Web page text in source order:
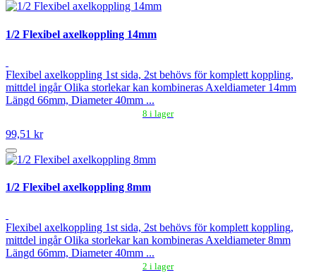
1/2 Flexibel axelkoppling 14mm
Flexibel axelkoppling 1st sida, 2st behövs för komplett koppling,
mittdel ingår Olika storlekar kan kombineras Axeldiameter 14mm
Längd 66mm, Diameter 40mm ...
8 i lager
99,51 kr
1/2 Flexibel axelkoppling 8mm
Flexibel axelkoppling 1st sida, 2st behövs för komplett koppling,
mittdel ingår Olika storlekar kan kombineras Axeldiameter 8mm
Längd 66mm, Diameter 40mm ...
2 i lager